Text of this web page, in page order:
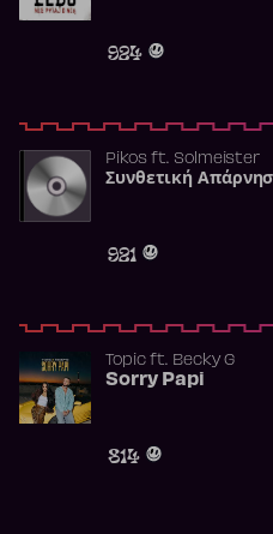
924
Pikosft. Solmeister
Συνθετική
921
Topicft. Becky G
Sorry Papi
814